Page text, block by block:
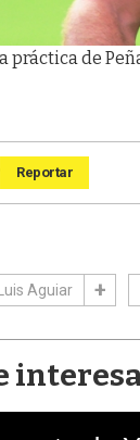
práctica de
Reportar
Luis Aguiar